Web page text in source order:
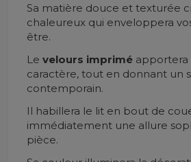
Sa matière douce et texturée
chaleureux qui enveloppera
être.
Le velours impriméapportera
caractère, tout en donnant un
contemporain.
Il habillera le lit en bout de
immédiatement une allure
pièce.